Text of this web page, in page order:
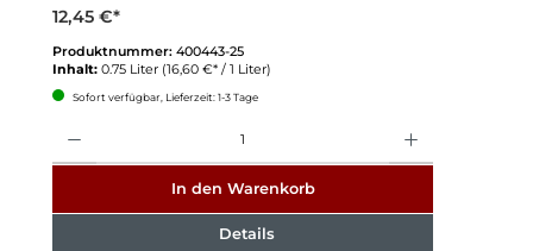
12,45 €*
Produktnummer: 400443-25
Inhalt: 0.75 Liter (16,60 €* / 1 Liter)
Sofort verfügbar, Lieferzeit: 1-3 Tage
In den Warenkorb
Details